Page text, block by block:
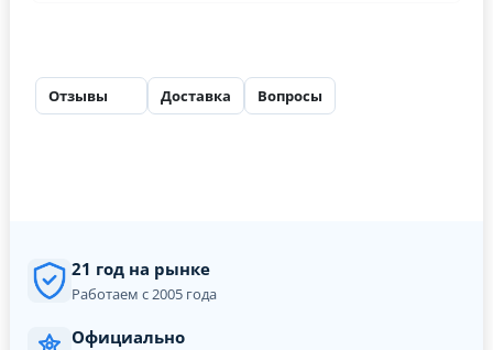
Отзывы Доставка Вопросы
21 год на рынке
Работаем с 2005 года
Официально